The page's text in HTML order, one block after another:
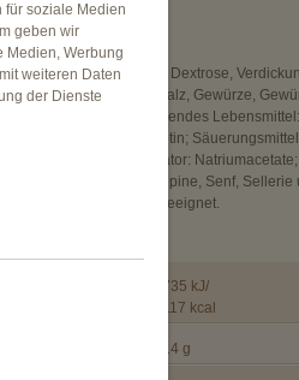
8%, Dextrose,
Carrageen; Speisesalz, Gewürze,
Knoblauch, färbendes
Aromen, Farbstoff: Carotin;
Kaliumlactat; Stabilisator: Natriumacetate;
von Gluten, Milch, Lupine, Senf, Sellerie
nicht zum Verzehr geeignet.
735 kJ/
117 kcal
14 g
für soziale Medien
geben wir
Medien, Werbung
weiteren Daten
der Dienste